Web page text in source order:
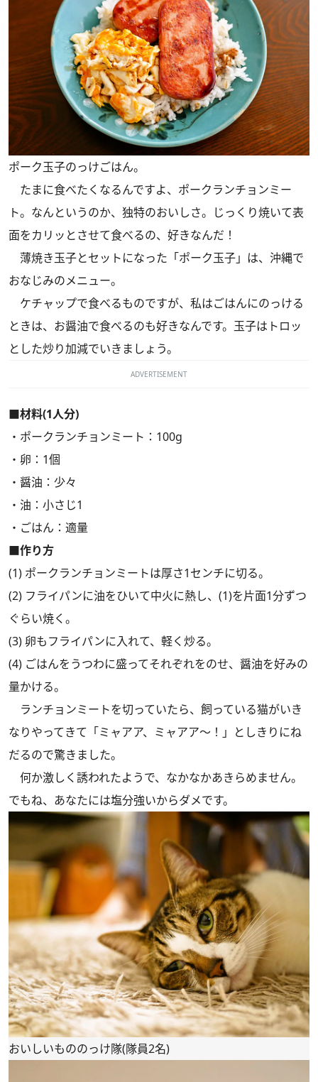
ポーク玉子のっけごはん。
たまに食べたくなるんですよ、ポークランチョンミー
ト。なんというのか、独特のおいしさ。じっくり焼いて表
面をカリッとさせて食べるの、好きなんだ！
薄焼き玉子とセットになった「ポーク玉子」は、沖縄で
おなじみのメニュー。
ケチャップで食べるものですが、私はごはんにのっける
ときは、お醤油で食べるのも好きなんです。玉子はトロッ
とした炒り加減でいきましょう。
ADVERTISEMENT
■材料(1人分)
・ポークランチョンミート：100g
・卵：1個
・醤油：少々
・油：小さじ1
・ごはん：適量
■作り方
(1) ポークランチョンミートは厚さ1センチに切る。
(2) フライパンに油をひいて中火に熱し、(1)を片面1分ずつ
ぐらい焼く。
(3) 卵もフライパンに入れて、軽く炒る。
(4) ごはんをうつわに盛ってそれぞれをのせ、醤油を好みの
量かける。
ランチョンミートを切っていたら、飼っている猫がいき
なりやってきて「ミャアア、ミャアア～！」としきりにね
だるので驚きました。
何か激しく誘われたようで、なかなかあきらめません。
でもね、あなたには塩分強いからダメです。
おいしいもののっけ隊(隊員2名)